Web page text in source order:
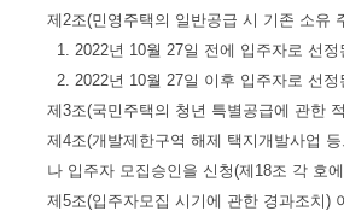
제2조(민영주택의 일반공급 시 기존 소유
1. 2022년 10월 27일 전에 입주자로 선
2. 2022년 10월 27일 이후 입주자로 선정
제3조(국민주택의 청년 특별공급에 관한
제4조(개발제한구역 해제 택지개발사업
나 입주자 모집승인을 신청(제18조 각 호
제5조(입주자모집 시기에 관한 경과조치)